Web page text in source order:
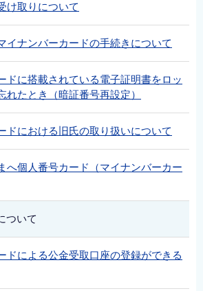
け取りについて
イナンバーカードの手続きについて
ドに搭載されている電子証明書をロッ
れたとき（暗証番号再設定）
ドにおける旧氏の取り扱いについて
へ個人番号カード（マイナンバーカー
ついて
ドによる公金受取口座の登録ができる